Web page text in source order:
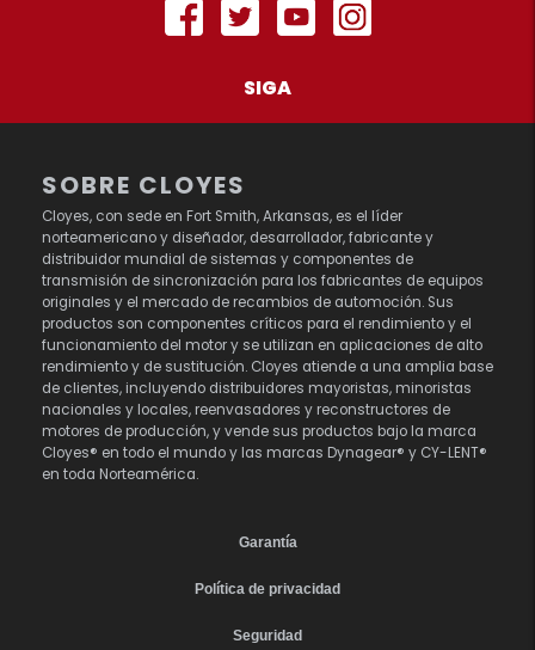
SIGA
SOBRE CLOYES
Cloyes, con sede en Fort Smith, Arkansas, es el líder
norteamericano y diseñador, desarrollador, fabricante y
distribuidor mundial de sistemas y componentes de
transmisión de sincronización para los fabricantes de equipos
originales y el mercado de recambios de automoción. Sus
productos son componentes críticos para el rendimiento y el
funcionamiento del motor y se utilizan en aplicaciones de alto
rendimiento y de sustitución. Cloyes atiende a una amplia base
de clientes, incluyendo distribuidores mayoristas, minoristas
nacionales y locales, reenvasadores y reconstructores de
motores de producción, y vende sus productos bajo la marca
Cloyes® en todo el mundo y las marcas Dynagear® y CY-LENT®
en toda Norteamérica.
Garantía
Política de privacidad
Seguridad